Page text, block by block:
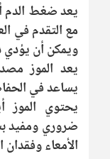
يعد ضغط الدم
مع التقدم في
ويمكن أن يؤدي
يعد الموز
يساعد في
يحتوي الموز
ضروري ومفيد
الأمعاء وفقدان